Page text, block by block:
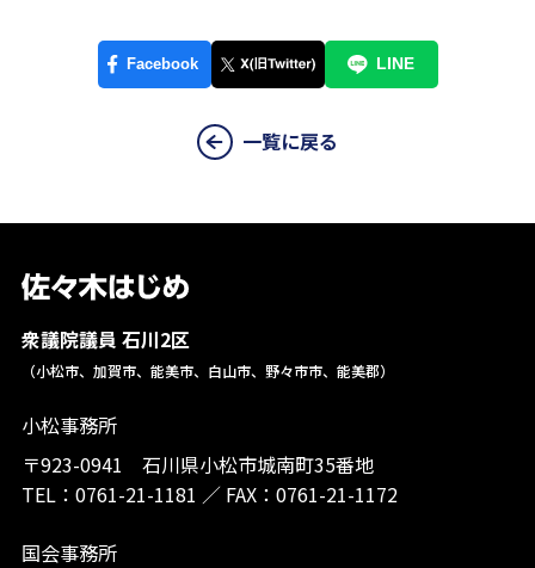
一覧に戻る
衆議院議員 石川2区
（小松市、加賀市、能美市、白山市、野々市市、能美郡）
小松事務所
〒923-0941 石川県小松市城南町35番地
TEL： 0761-21-1181 ／ FAX：0761-21-1172
国会事務所